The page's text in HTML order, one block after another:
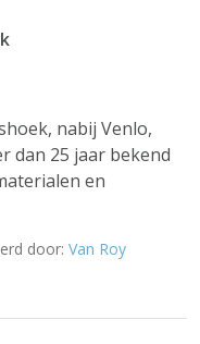
nabij Venlo,
dan 25 jaar bekend
en
door: Van Roy